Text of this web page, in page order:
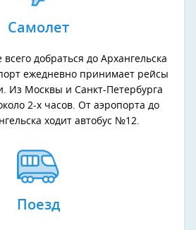
Самолет
добраться до Архангельска
ежедневно принимает рейсы
Из Москвы и Санкт-Петербурга
2-х часов. От аэропорта до
ходит автобус №12.
Поезд